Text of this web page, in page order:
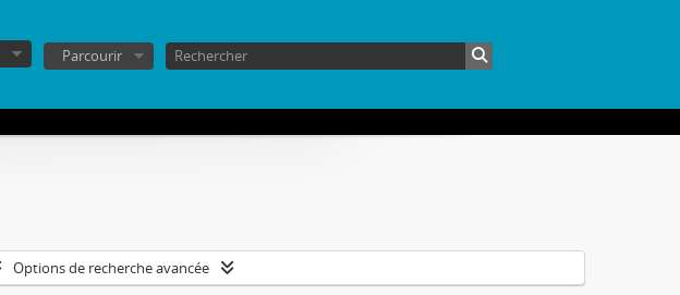
Parcourir
Options de recherche avancée